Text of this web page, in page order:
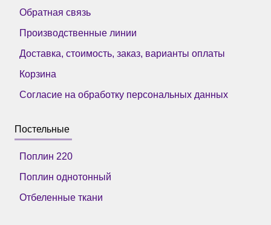
Обратная связь
Производственные линии
Доставка, стоимость, заказ, варианты оплаты
Корзина
Согласие на обработку персональных данных
Постельные
Поплин 220
Поплин однотонный
Отбеленные ткани